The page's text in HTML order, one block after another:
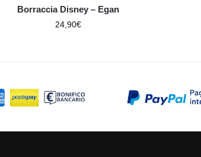
Borraccia Disney – Egan
24,90€